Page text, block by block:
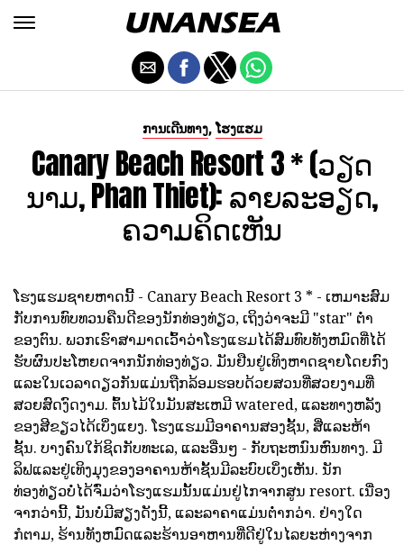
ການເດີນທາງ,ໂຮງແຮມ
Canary Beach Resort 3 * (ວຽດ
ນາມ, Phan Thiet): ລາຍລະອຽດ,
ຄວາມຄິດເຫັນ
ໂຮງແຮມຊາຍຫາດນີ້ - Canary Beach Resort 3 * - ເຫມາະສົມ
ກັບການທົບທວນຄືນດີຂອງນັກທ່ອງທ່ຽວ, ເຖິງວ່າຈະມີ "star" ຕ່ໍາ
ຂອງຕົນ. ພວກເຮົາສາມາດເວົ້າວ່າໂຮງແຮມໄດ້ສົມທົບທັງຫມົດທີ່ໄດ້
ຮັບຜົນປະໂຫຍດຈາກນັກທ່ອງທ່ຽວ. ມັນຢືນຢູ່ເທິງຫາດຊາຍໂດຍກົງ
ແລະໃນເວລາດຽວກັນແມ່ນຖືກລ້ອມຮອບດ້ວຍສວນທີ່ສວຍງາມທີ່
ສວຍສົດງົດງາມ. ຕົ້ນໄມ້ໃນມັນສະເຫມີ watered, ແລະທາງຫລັງ
ຂອງສີຂຽວໄດ້ເບິ່ງແຍງ. ໂຮງແຮມມີອາຄານສອງຊັ້ນ, ສີ່ແລະຫ້າ
ຊັ້ນ. ບາງຄົນໃກ້ຊິດກັບທະເລ, ແລະອື່ນໆ - ກັບຖະຫນົນຫົນທາງ. ມີ
ລິຟແລະຢູ່ເທິງມຸງຂອງອາຄານຫ້າຊັ້ນມີລະບົບເບິ່ງເຫັນ. ນັກ
ທ່ອງທ່ຽວບໍ່ໄດ້ຈົ່ມວ່າໂຮງແຮມນັ້ນແມ່ນຢູ່ໄກຈາກສູນ resort. ເນື່ອງ
ຈາກວ່ານີ້, ມັນບໍ່ມີສຽງດັງນີ້, ແລະລາຄາແມ່ນຕໍ່າກວ່າ. ຢ່າງໃດ
ກໍຕາມ, ຮ້ານທັງຫມົດແລະຮ້ານອາຫານທີ່ດີຢູ່ໃນໄລຍະຫ່າງຈາກ